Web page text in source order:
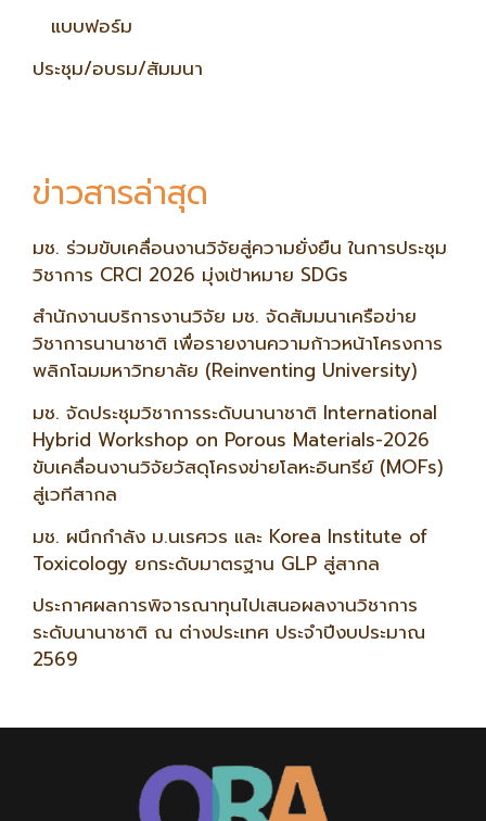
แบบฟอร์ม
ประชุม/อบรม/สัมมนา
ข่าวสารล่าสุด
มช. ร่วมขับเคลื่อนงานวิจัยสู่ความยั่งยืน ในการประชุม
วิชาการ CRCI 2026 มุ่งเป้าหมาย SDGs
สำนักงานบริการงานวิจัย มช. จัดสัมมนาเครือข่าย
วิชาการนานาชาติ เพื่อรายงานความก้าวหน้าโครงการ
พลิกโฉมมหาวิทยาลัย (Reinventing University)
มช. จัดประชุมวิชาการระดับนานาชาติ International
Hybrid Workshop on Porous Materials-2026
ขับเคลื่อนงานวิจัยวัสดุโครงข่ายโลหะอินทรีย์ (MOFs)
สู่เวทีสากล
มช. ผนึกกำลัง ม.นเรศวร และ Korea Institute of
Toxicology ยกระดับมาตรฐาน GLP สู่สากล
ประกาศผลการพิจารณาทุนไปเสนอผลงานวิชาการ
ระดับนานาชาติ ณ ต่างประเทศ ประจำปีงบประมาณ
2569